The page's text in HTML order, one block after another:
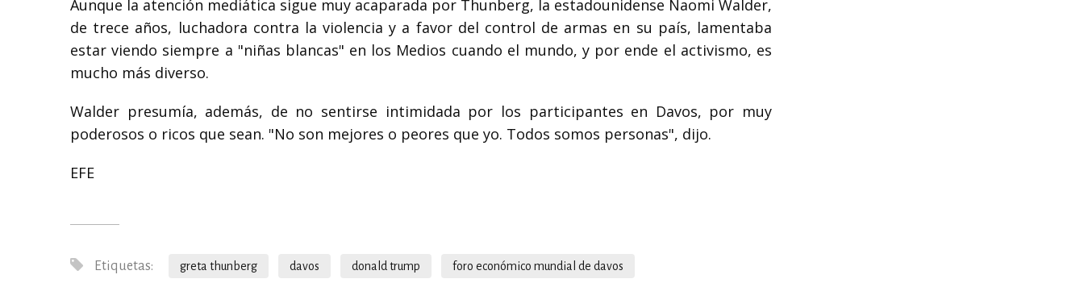
Aunque la atención mediática sigue muy acaparada por Thunberg, la estadounidense Naomi Walder,
de trece años, luchadora contra la violencia y a favor del control de armas en su país, lamentaba
estar viendo siempre a "niñas blancas" en los Medios cuando el mundo, y por ende el activismo, es
mucho más diverso.
Walder presumía, además, de no sentirse intimidada por los participantes en Davos, por muy
poderosos o ricos que sean. "No son mejores o peores que yo. Todos somos personas", dijo.
EFE
Etiquetas: greta thunberg davos donald trump foro económico mundial de davos